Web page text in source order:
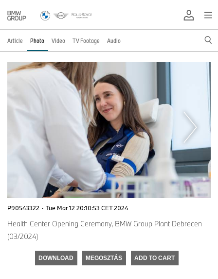
Article Photo Video TV Footage Audio
P90543322 · Tue Mar 12 20:10:53 CET 2024
Health Center Opening Ceremony, BMW Group Plant Debrecen
(03/2024)
DOWNLOAD MEGOSZTÁS ADD TO CART